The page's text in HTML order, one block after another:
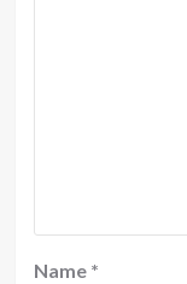
Name *